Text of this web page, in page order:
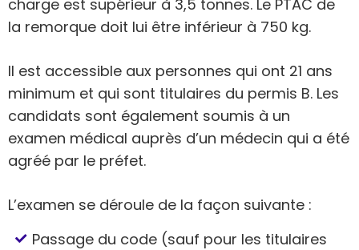
charge est supérieur à 3,5 tonnes. Le PTAC de
la remorque doit lui être inférieur à 750 kg.
Il est accessible aux personnes qui ont 21 ans
minimum et qui sont titulaires du permis B. Les
candidats sont également soumis à un
examen médical auprès d’un médecin qui a été
agréé par le préfet.
L’examen se déroule de la façon suivante :
Passage du code (sauf pour les titulaires